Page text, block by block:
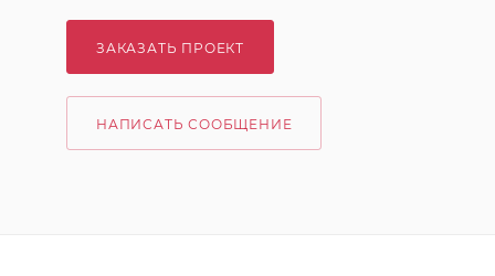
ЗАКАЗАТЬ ПРОЕКТ
НАПИСАТЬ СООБЩЕНИЕ